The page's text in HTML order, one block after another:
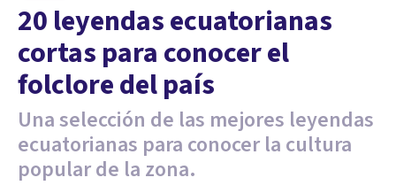
20 leyendas ecuatorianas
cortas para conocer el
folclore del país
Una selección de las mejores leyendas
ecuatorianas para conocer la cultura
popular de la zona.